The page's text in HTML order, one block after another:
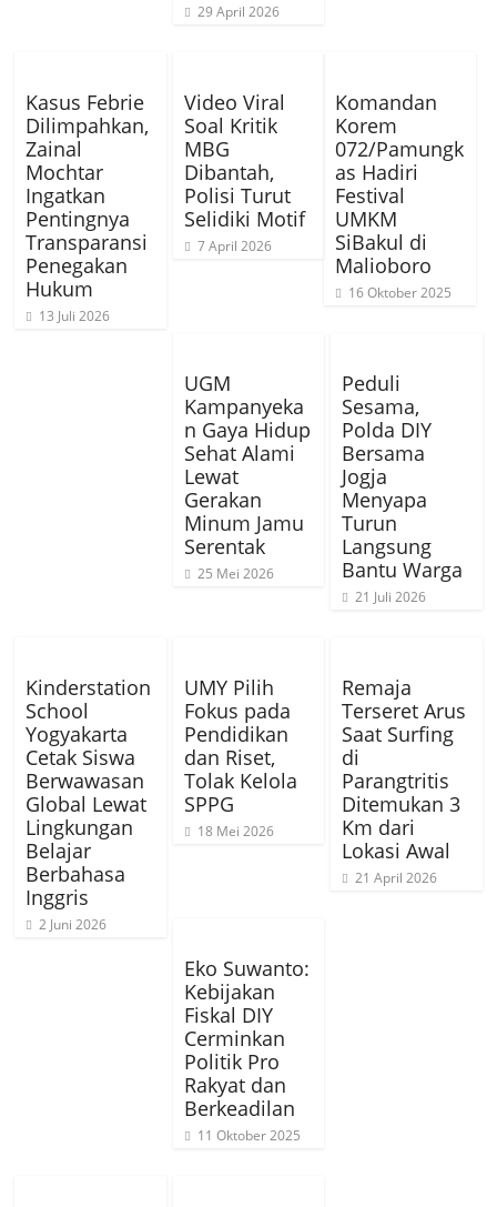
29 April 2026
Kasus Febrie
Dilimpahkan,
Zainal
Mochtar
Ingatkan
Pentingnya
Transparansi
Penegakan
Hukum
13 Juli 2026
Video Viral
Soal Kritik
MBG
Dibantah,
Polisi Turut
Selidiki Motif
7 April 2026
Komandan
Korem
072/Pamungk
as Hadiri
Festival
UMKM
SiBakul di
Malioboro
16 Oktober 2025
UGM
Kampanyeka
n Gaya Hidup
Sehat Alami
Lewat
Gerakan
Minum Jamu
Serentak
25 Mei 2026
Peduli
Sesama,
Polda DIY
Bersama
Jogja
Menyapa
Turun
Langsung
Bantu Warga
21 Juli 2026
Kinderstation
School
Yogyakarta
Cetak Siswa
Berwawasan
Global Lewat
Lingkungan
Belajar
Berbahasa
Inggris
2 Juni 2026
UMY Pilih
Fokus pada
Pendidikan
dan Riset,
Tolak Kelola
SPPG
18 Mei 2026
Remaja
Terseret Arus
Saat Surfing
di
Parangtritis
Ditemukan 3
Km dari
Lokasi Awal
21 April 2026
Eko Suwanto:
Kebijakan
Fiskal DIY
Cerminkan
Politik Pro
Rakyat dan
Berkeadilan
11 Oktober 2025